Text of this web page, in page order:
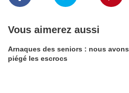
Vous aimerez aussi
Arnaques des seniors : nous avons
piégé les escrocs